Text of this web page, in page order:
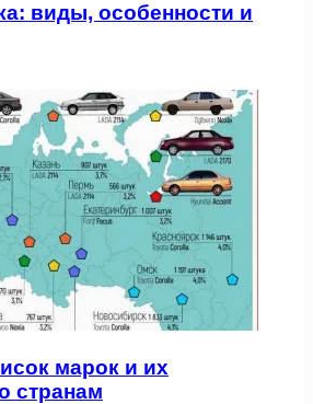
виды, особенности и
марок и их
странам